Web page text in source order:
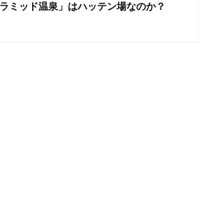
ミッド温泉」はハッテン場なのか？